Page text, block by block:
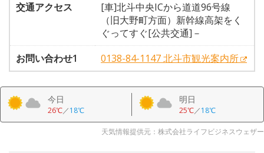
交通アクセス
[車]北斗中央ICから道道96号線
（旧大野町方面）新幹線高架をく
ぐってすぐ[公共交通]－
お問い合わせ1
0138-84-1147 北斗市観光案内所
今日
26℃／18℃
明日
25℃／18℃
天気情報提供元：株式会社ライフビジネスウェザー